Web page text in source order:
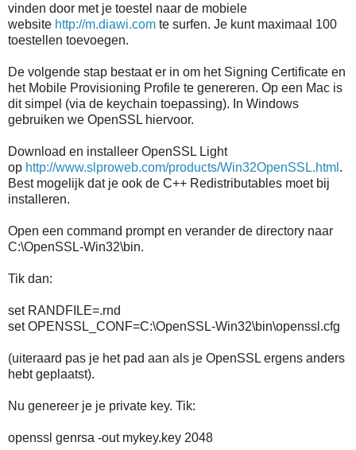
vinden door met je toestel naar de mobiele
website http://m.diawi.com te surfen. Je kunt maximaal 100
toestellen toevoegen.
De volgende stap bestaat er in om het Signing Certificate en
het Mobile Provisioning Profile te genereren. Op een Mac is
dit simpel (via de keychain toepassing). In Windows
gebruiken we OpenSSL hiervoor.
Download en installeer OpenSSL Light
op http://www.slproweb.com/products/Win32OpenSSL.html .
Best mogelijk dat je ook de C++ Redistributables moet bij
installeren.
Open een command prompt en verander de directory naar
C:\OpenSSL-Win32\bin.
Tik dan:
set RANDFILE=.rnd
set OPENSSL_CONF=C:\OpenSSL-Win32\bin\openssl.cfg
(uiteraard pas je het pad aan als je OpenSSL ergens anders
hebt geplaatst).
Nu genereer je je private key. Tik:
openssl genrsa -out mykey.key 2048